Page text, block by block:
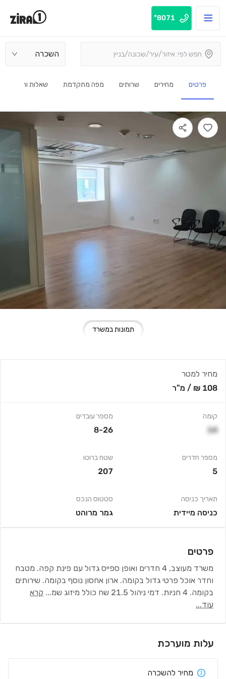
8071*
השכרה
פרטים מחירים שרותים מפה מתקדמת שאלות ותשובות
תמונות במשרד
מחיר למטר
108 ₪
/ מ"ר
קומה
14
מספר חדרים
5
תאריך כניסה
כניסה מיידית
מספר עובדים
8-26
שטח ברוטו
207
סטטוס הנכס
גמר מרוהט
פרטים
משרד מעוצב, 4 חדרים ואופן ספייס גדול עם פינת קפה. מטבח
וחדר אוכל פרטי גדול בקומה. ארון אחסון נוסף בקומה. שירותים
בקומה. 4 חניות. דמי ניהול 21.5 שח כולל מיזוג שמ
... קרא
עוד...
עלות מוערכת
מחיר להשכרה